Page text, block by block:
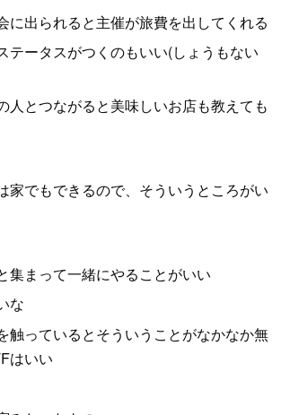
に出られると主催が旅費を出してくれる
テータスがつくのもいい(しょうもない
人とつながると美味しいお店も教えても
家でもできるので、そういうところがい
集まって一緒にやることがいい
な
触っているとそういうことがなかなか無
はいい